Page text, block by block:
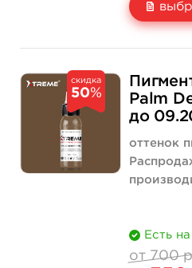
Количество
1 550
775 руб.
купить
скидка
50%
Palm
до
оттенок
Есть
от 700